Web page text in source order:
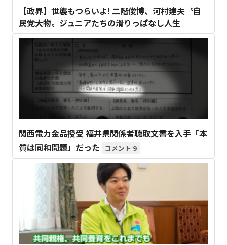
【政界】世襲もつらいよ! 二階俊博、河村建夫〝自
民党大物〟ジュニアたちの滑りっぱなし人生
関西電力金品授受 福井県関係者聴取文書を入手「本
質は同和問題」だった
9